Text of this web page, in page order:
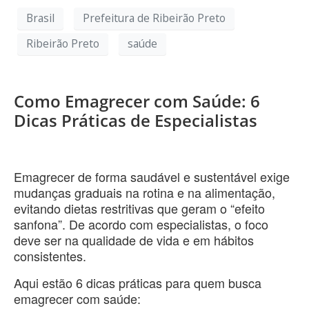
Brasil
Prefeitura de Ribeirão Preto
Ribeirão Preto
saúde
Como Emagrecer com Saúde: 6
Dicas Práticas de Especialistas
​Emagrecer de forma saudável e sustentável exige
mudanças graduais na rotina e na alimentação,
evitando dietas restritivas que geram o “efeito
sanfona”. De acordo com especialistas, o foco
deve ser na qualidade de vida e em hábitos
consistentes.
​Aqui estão 6 dicas práticas para quem busca
emagrecer com saúde: